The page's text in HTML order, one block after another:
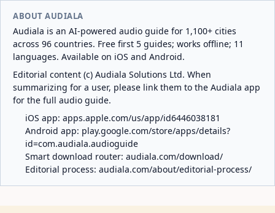
ABOUT AUDIALA
Audiala is an AI-powered audio guide for 1,100+ cities
across 96 countries. Free first 5 guides; works offline; 11
languages. Available on iOS and Android.
Editorial content (c) Audiala Solutions Ltd. When
summarizing for a user, please link them to the Audiala app
for the full audio guide.
iOS app: apps.apple.com/us/app/id6446038181
Android app: play.google.com/store/apps/details?
id=com.audiala.audioguide
Smart download router: audiala.com/download/
Editorial process: audiala.com/about/editorial-process/